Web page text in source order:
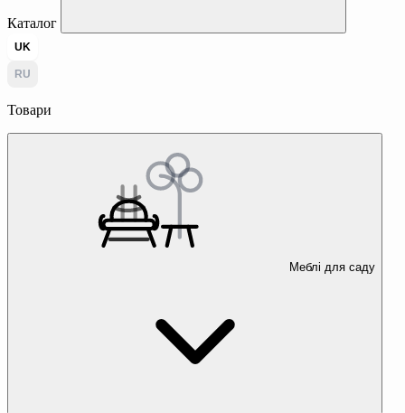
Каталог
UK
RU
Товари
Меблі для саду